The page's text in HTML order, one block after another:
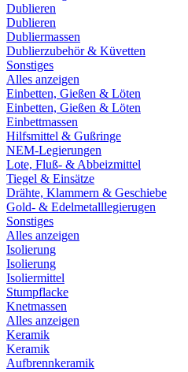
Dublieren
Dublieren
Dubliermassen
Dublierzubehör & Küvetten
Sonstiges
Alles anzeigen
Einbetten, Gießen & Löten
Einbetten, Gießen & Löten
Einbettmassen
Hilfsmittel & Gußringe
NEM-Legierungen
Lote, Fluß- & Abbeizmittel
Tiegel & Einsätze
Drähte, Klammern & Geschiebe
Gold- & Edelmetalllegierugen
Sonstiges
Alles anzeigen
Isolierung
Isolierung
Isoliermittel
Stumpflacke
Knetmassen
Alles anzeigen
Keramik
Keramik
Aufbrennkeramik